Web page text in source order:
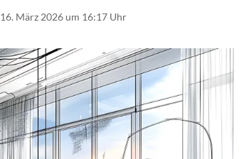
16. März 2026 um 16:17 Uhr